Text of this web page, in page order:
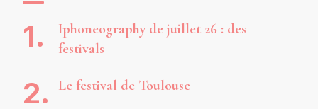
Iphoneography de juillet 26 : des
festivals
Le festival de Toulouse